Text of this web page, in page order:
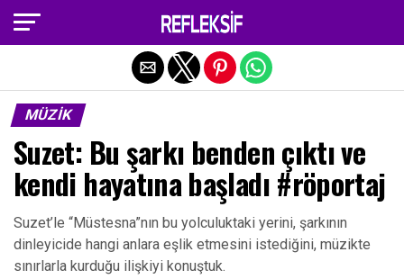
MÜZIK
Suzet: Bu şarkı benden çıktı ve
kendi hayatına başladı #röportaj
Suzet’le “Müstesna”nın bu yolculuktaki yerini, şarkının
dinleyicide hangi anlara eşlik etmesini istediğini, müzikte
sınırlarla kurduğu ilişkiyi konuştuk.
Exit mobile version